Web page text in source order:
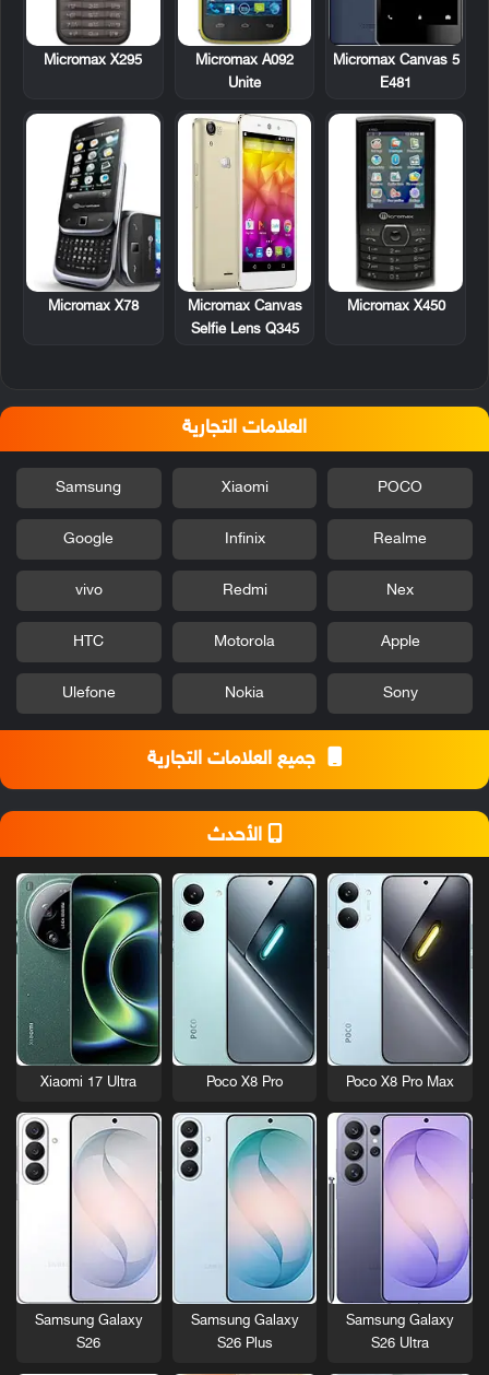
Micromax Canvas 5
E481
Micromax A092
Unite
Micromax X295
Micromax X450
Micromax Canvas
Selfie Lens Q345
Micromax X78
العلامات التجارية
POCO
Xiaomi
Samsung
Realme
Infinix
Google
Nex
Redmi
vivo
Apple
Motorola
HTC
Sony
Nokia
Ulefone
جميع العلامات التجارية
الأحدث
Poco X8 Pro Max
Poco X8 Pro
Xiaomi 17 Ultra
Samsung Galaxy
S26 Ultra
Samsung Galaxy
S26 Plus
Samsung Galaxy
S26